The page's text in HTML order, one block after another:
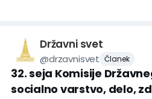
Državni svet
@drzavnisvet Članek
32. seja Komisije
socialno varstvo, delo,